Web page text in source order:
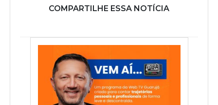
COMPARTILHE ESSA NOTÍCIA